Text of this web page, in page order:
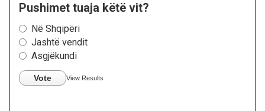
Pushimet tuaja këtë vit?
Në Shqipëri
Jashtë vendit
Asgjëkundi
Vote View Results